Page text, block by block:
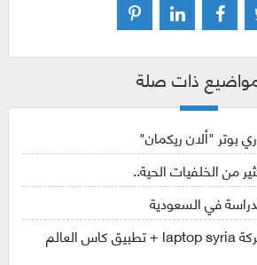
ذات صلة
بوتر "ألان ريكمان"
مسابقة مقدمة من شركة laptop syria + تطبيق كاس العالم